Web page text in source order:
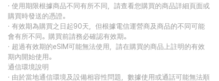
· 使用期限根據商品不同有所不同，請查看您購買的商品詳細頁面或
購買時發送的憑證。
· 有效期為購買之日起90天，但根據電信運營商及商品的不同可能
會有所不同。購買前請務必確認有效期。
· 超過有效期的eSIM可能無法使用，請在購買的商品上註明的有效
期內開始使用。
通信環境說明
· 由於當地通信環境及設備相容性問題，數據使用或通話可能無法順